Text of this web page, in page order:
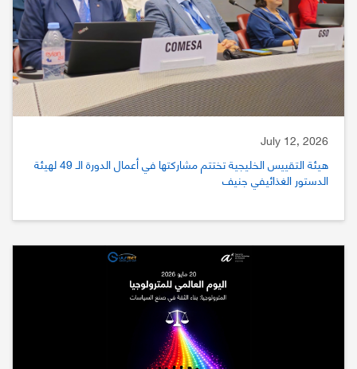
July 12, 2026
هيئة التقييس الخليجية تختتم مشاركتها في أعمال الدورة الـ 49 لهيئة
الدستور الغذائيفي جنيف